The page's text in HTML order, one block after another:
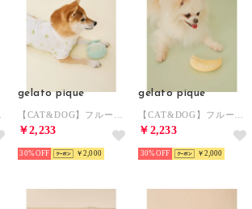
gelato pique
￥2,233
30% ￥2,000
gelato pique
￥2,233
30% ￥2,000